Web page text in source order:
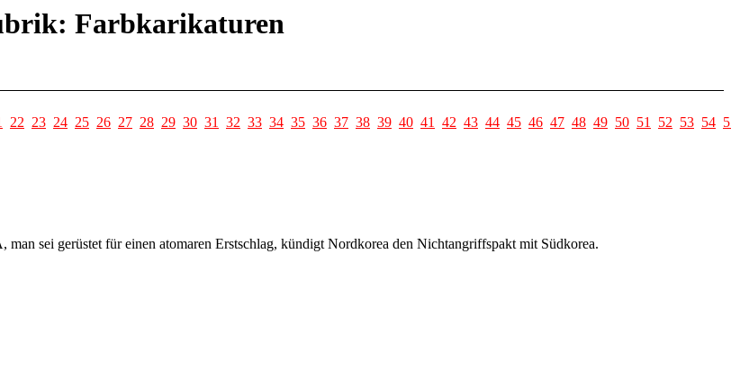
Farbkarikaturen
22 23 24 25 26 27 28 29 30 31 32 33 34 35 36 37 38 39 40 41 42 43 44 45 46 47 48 49 50 51 52 53 54
sei gerüstet für einen atomaren Erstschlag, kündigt Nordkorea den Nichtangriffspakt mit Südkorea.